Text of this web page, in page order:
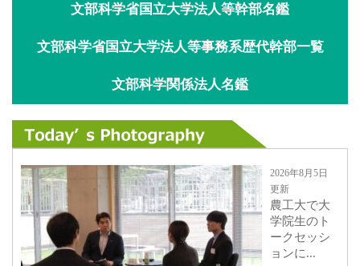
文部科学省国立大学法人等幹部名鑑
文部科学省国立大学法人等事務系歴代幹部一覧
文部科学関係法人名鑑
2026年8月5日
更新
農工大で大
学院生のト
ークセッシ
ョンに...